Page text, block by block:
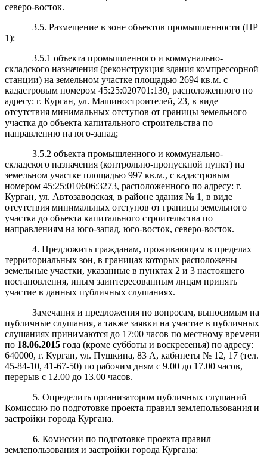
северо-восток.
3.5. Размещение в зоне объектов промышленности (ПР
1):
3.5.1 объекта промышленного и коммунально-
складского назначения (реконструкция здания компрессорной
станции) на земельном участке площадью 2694 кв.м. с
кадастровым номером 45:25:020701:130, расположенного по
адресу: г. Курган, ул. Машиностроителей, 23, в виде
отсутствия минимальных отступов от границы земельного
участка до объекта капитального строительства по
направлению на юго-запад;
3.5.2 объекта промышленного и коммунально-
складского назначения (контрольно-пропускной пункт) на
земельном участке площадью 997 кв.м., с кадастровым
номером 45:25:010606:3273, расположенного по адресу: г.
Курган, ул. Автозаводская, в районе здания № 1, в виде
отсутствия минимальных отступов от границы земельного
участка до объекта капитального строительства по
направлениям на юго-запад, юго-восток, северо-восток.
4. Предложить гражданам, проживающим в пределах
территориальных зон, в границах которых расположены
земельные участки, указанные в пунктах 2 и 3 настоящего
постановления, иным заинтересованным лицам принять
участие в данных публичных слушаниях.
Замечания и предложения по вопросам, выносимым на
публичные слушания, а также заявки на участие в публичных
слушаниях принимаются до 17:00 часов по местному времени
по 18.06.2015 года (кроме субботы и воскресенья) по адресу:
640000, г. Курган, ул. Пушкина, 83 А, кабинеты № 12, 17 (тел.
45-84-10, 41-67-50) по рабочим дням с 9.00 до 17.00 часов,
перерыв с 12.00 до 13.00 часов.
5. Определить организатором публичных слушаний
Комиссию по подготовке проекта правил землепользования и
застройки города Кургана.
6. Комиссии по подготовке проекта правил
землепользования и застройки города Кургана: